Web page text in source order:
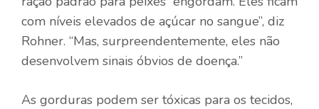
com níveis elevados de açúcar no sangue”, diz
Rohner. “Mas, surpreendentemente, eles não
desenvolvem sinais óbvios de doença.”
As gorduras podem ser tóxicas para os tecidos,